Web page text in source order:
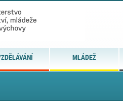
MLÁDEŽ